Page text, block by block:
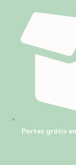
Portes grátis